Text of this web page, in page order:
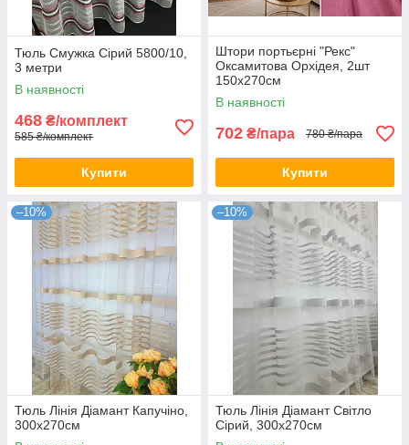
Тюль Смужка Сірий 5800/10,
3 метри
В наявності
468 ₴/комплект
585 ₴/комплект
Купити
Штори портьєрні "Рекс"
Оксамитова Орхідея, 2шт
150х270см
В наявності
702 ₴/пара 780 ₴/пара
Купити
–10%
Тюль Лінія Діамант Капучіно,
300х270см
–10%
Тюль Лінія Діамант Світло
Сірий, 300х270см